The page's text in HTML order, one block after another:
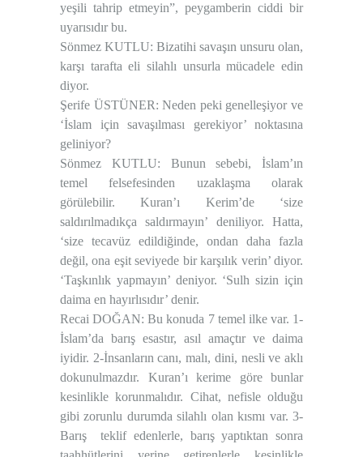
yeşili tahrip etmeyin”, peygamberin ciddi bir
uyarısıdır bu.
Sönmez KUTLU: Bizatihi savaşın unsuru olan,
karşı tarafta eli silahlı unsurla mücadele edin
diyor.
Şerife ÜSTÜNER: Neden peki genelleşiyor ve
‘İslam için savaşılması gerekiyor’ noktasına
geliniyor?
Sönmez KUTLU: Bunun sebebi, İslam’ın
temel felsefesinden uzaklaşma olarak
görülebilir. Kuran’ı Kerim’de ‘size
saldırılmadıkça saldırmayın’ deniliyor. Hatta,
‘size tecavüz edildiğinde, ondan daha fazla
değil, ona eşit seviyede bir karşılık verin’ diyor.
‘Taşkınlık yapmayın’ deniyor. ‘Sulh sizin için
daima en hayırlısıdır’ denir.
Recai DOĞAN: Bu konuda 7 temel ilke var. 1-
İslam’da barış esastır, asıl amaçtır ve daima
iyidir. 2-İnsanların canı, malı, dini, nesli ve aklı
dokunulmazdır. Kuran’ı kerime göre bunlar
kesinlikle korunmalıdır. Cihat, nefisle olduğu
gibi zorunlu durumda silahlı olan kısmı var. 3-
Barış teklif edenlerle, barış yaptıktan sonra